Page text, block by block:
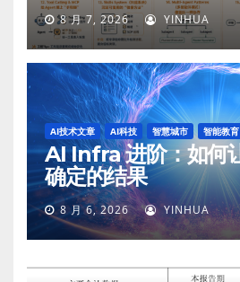
8 月 7, 2026 YINHUA
AI技术文章 AI科技 智慧城市 智能教育
AI Infra 进阶：如何
确定的结果
8 月 6, 2026 YINHUA